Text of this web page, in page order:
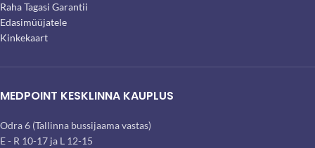
Raha Tagasi Garantii
Edasimüüjatele
Kinkekaart
MEDPOINT KESKLINNA KAUPLUS
Odra 6 (Tallinna bussijaama vastas)
E - R 10-17 ja L 12-15